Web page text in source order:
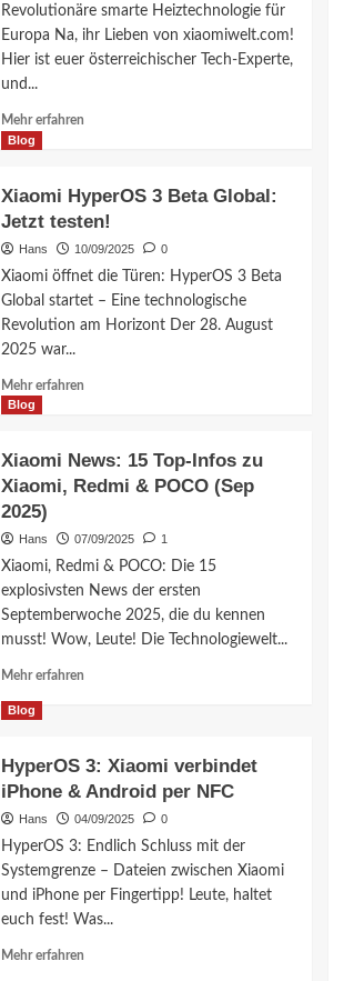
iPhone
17
Revolutionäre smarte Heiztechnologie für
Europa Na, ihr Lieben von xiaomiwelt.com!
Hier ist euer österreichischer Tech-Experte,
und...
Mehr erfahren
Smart
Graphene
Heater:
Wärme
für
Ihr
Blog
Xiaomi HyperOS 3 Beta Global:
Jetzt testen!
Hans 10/09/2025 0
Xiaomi öffnet die Türen: HyperOS 3 Beta
Global startet – Eine technologische
Revolution am Horizont Der 28. August
2025 war...
Mehr erfahren
HyperOS
3
testen!
Blog
Xiaomi News: 15 Top-Infos zu
Xiaomi, Redmi & POCO (Sep
2025)
Hans 07/09/2025 1
Xiaomi, Redmi & POCO: Die 15
explosivsten News der ersten
Septemberwoche 2025, die du kennen
musst! Wow, Leute! Die Technologiewelt...
Mehr erfahren
News:
Top-
Infos
zu
Xiaomi,
&
POCO
Blog
HyperOS 3: Xiaomi verbindet
iPhone & Android per NFC
Hans 04/09/2025 0
HyperOS 3: Endlich Schluss mit der
Systemgrenze – Dateien zwischen Xiaomi
und iPhone per Fingertipp! Leute, haltet
euch fest! Was...
Mehr erfahren